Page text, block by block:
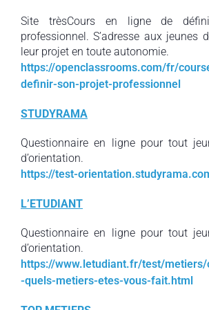
Site trèsCours en ligne de
professionnel. S’adresse aux jeunes
leur projet en toute autonomie.
https://openclassrooms.com/fr/
definir-son-projet-professionnel
STUDYRAMA
Questionnaire en ligne pour tout
d’orientation.
https://test-
L’ETUDIANT
Questionnaire en ligne pour tout
d’orientation.
https://www.letudiant.fr/test/
-quels-metiers-etes-vous-fait.html